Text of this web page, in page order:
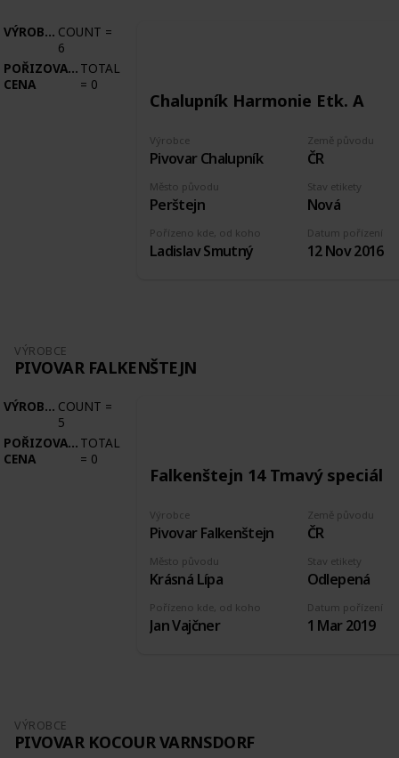
VÝROBCE COUNT =
6
POŘIZOVACÍ
CENA
TOTAL
= 0
Chalupník Harmonie Etk. A
Výrobce
Pivovar Chalupník
Země původu
ČR
Pořízeno kde, od koho
Ladislav Smutný
Stav etikety
Nová
Datum pořízení
12 Nov 2016
Město původu
Perštejn
VÝROBCE
PIVOVAR FALKENŠTEJN
VÝROBCE COUNT =
5
POŘIZOVACÍ
CENA
TOTAL
= 0
Falkenštejn 14 Tmavý speciál
Výrobce
Pivovar Falkenštejn
Země původu
ČR
Pořízeno kde, od koho
Jan Vajčner
Stav etikety
Odlepená
Datum pořízení
1 Mar 2019
Město původu
Krásná Lípa
VÝROBCE
PIVOVAR KOCOUR VARNSDORF